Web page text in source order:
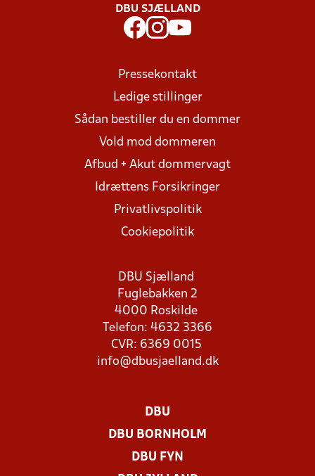
DBU SJÆLLAND
Pressekontakt
Ledige stillinger
Sådan bestiller du en dommer
Vold mod dommeren
Afbud + Akut dommervagt
Idrættens Forsikringer
Privatlivspolitik
Cookiepolitik
DBU Sjælland
Fuglebakken 2
4000 Roskilde
Telefon: 4632 3366
CVR: 6369 0015
info@dbusjaelland.dk
DBU
DBU BORNHOLM
DBU FYN